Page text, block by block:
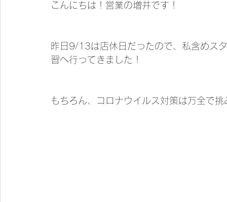
こんにちは！営業の増井です！
昨日9/13は店休日だったので、私含めス
習へ行ってきました！
もちろん、コロナウイルス対策は万全で挑